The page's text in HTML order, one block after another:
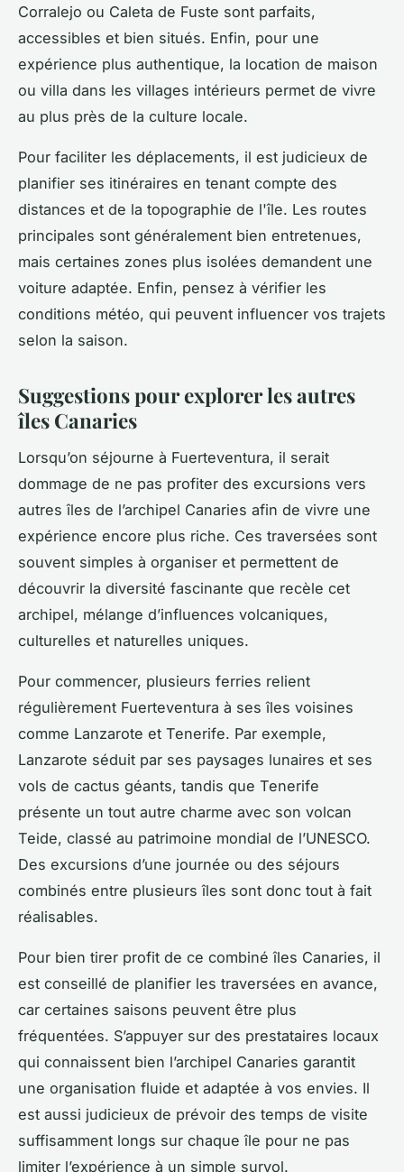
Corralejo ou Caleta de Fuste sont parfaits,
accessibles et bien situés. Enfin, pour une
expérience plus authentique, la location de maison
ou villa dans les villages intérieurs permet de vivre
au plus près de la culture locale.
Pour faciliter les déplacements, il est judicieux de
planifier ses itinéraires en tenant compte des
distances et de la topographie de l'île. Les routes
principales sont généralement bien entretenues,
mais certaines zones plus isolées demandent une
voiture adaptée. Enfin, pensez à vérifier les
conditions météo, qui peuvent influencer vos trajets
selon la saison.
Suggestions pour explorer les autres
îles Canaries
Lorsqu’on séjourne à Fuerteventura, il serait
dommage de ne pas profiter des excursions vers
autres îles de l’archipel Canaries afin de vivre une
expérience encore plus riche. Ces traversées sont
souvent simples à organiser et permettent de
découvrir la diversité fascinante que recèle cet
archipel, mélange d’influences volcaniques,
culturelles et naturelles uniques.
Pour commencer, plusieurs ferries relient
régulièrement Fuerteventura à ses îles voisines
comme Lanzarote et Tenerife. Par exemple,
Lanzarote séduit par ses paysages lunaires et ses
vols de cactus géants, tandis que Tenerife
présente un tout autre charme avec son volcan
Teide, classé au patrimoine mondial de l’UNESCO.
Des excursions d’une journée ou des séjours
combinés entre plusieurs îles sont donc tout à fait
réalisables.
Pour bien tirer profit de ce combiné îles Canaries, il
est conseillé de planifier les traversées en avance,
car certaines saisons peuvent être plus
fréquentées. S’appuyer sur des prestataires locaux
qui connaissent bien l’archipel Canaries garantit
une organisation fluide et adaptée à vos envies. Il
est aussi judicieux de prévoir des temps de visite
suffisamment longs sur chaque île pour ne pas
limiter l’expérience à un simple survol.